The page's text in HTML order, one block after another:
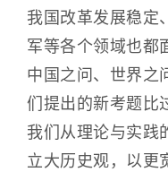
我国改革发展稳定
军等各个领域也都
中国之问、世界之
们提出的新考题比
我们从理论与实践
立大历史观，以更